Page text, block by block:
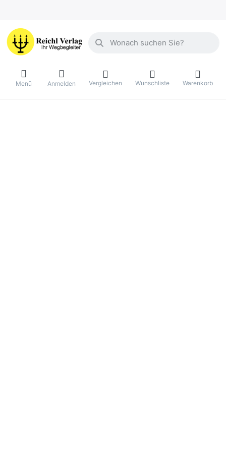
Geben Sie einen Suchbegriff ein.
Menü Anmelden Vergleichen Wunschliste Warenkorb